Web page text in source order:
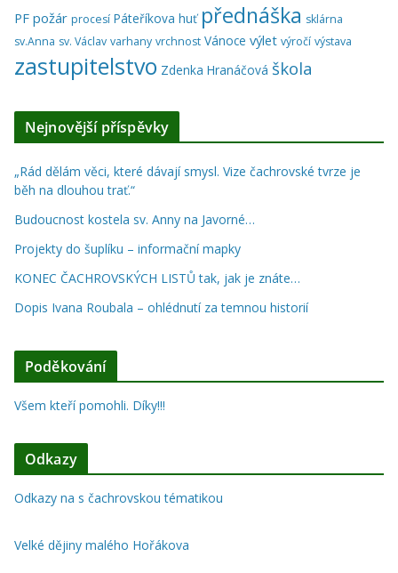
PF požár procesí Páteříkova huť přednáška sklárna
sv.Anna sv. Václav varhany vrchnost Vánoce výlet výročí výstava
zastupitelstvo Zdenka Hranáčová škola
Nejnovější příspěvky
„Rád dělám věci, které dávají smysl. Vize čachrovské tvrze je
běh na dlouhou trať.“
Budoucnost kostela sv. Anny na Javorné…
Projekty do šuplíku – informační mapky
KONEC ČACHROVSKÝCH LISTŮ tak, jak je znáte…
Dopis Ivana Roubala – ohlédnutí za temnou historií
Poděkování
Všem kteří pomohli. Díky!!!
Odkazy
Odkazy na s čachrovskou tématikou
Velké dějiny malého Hořákova